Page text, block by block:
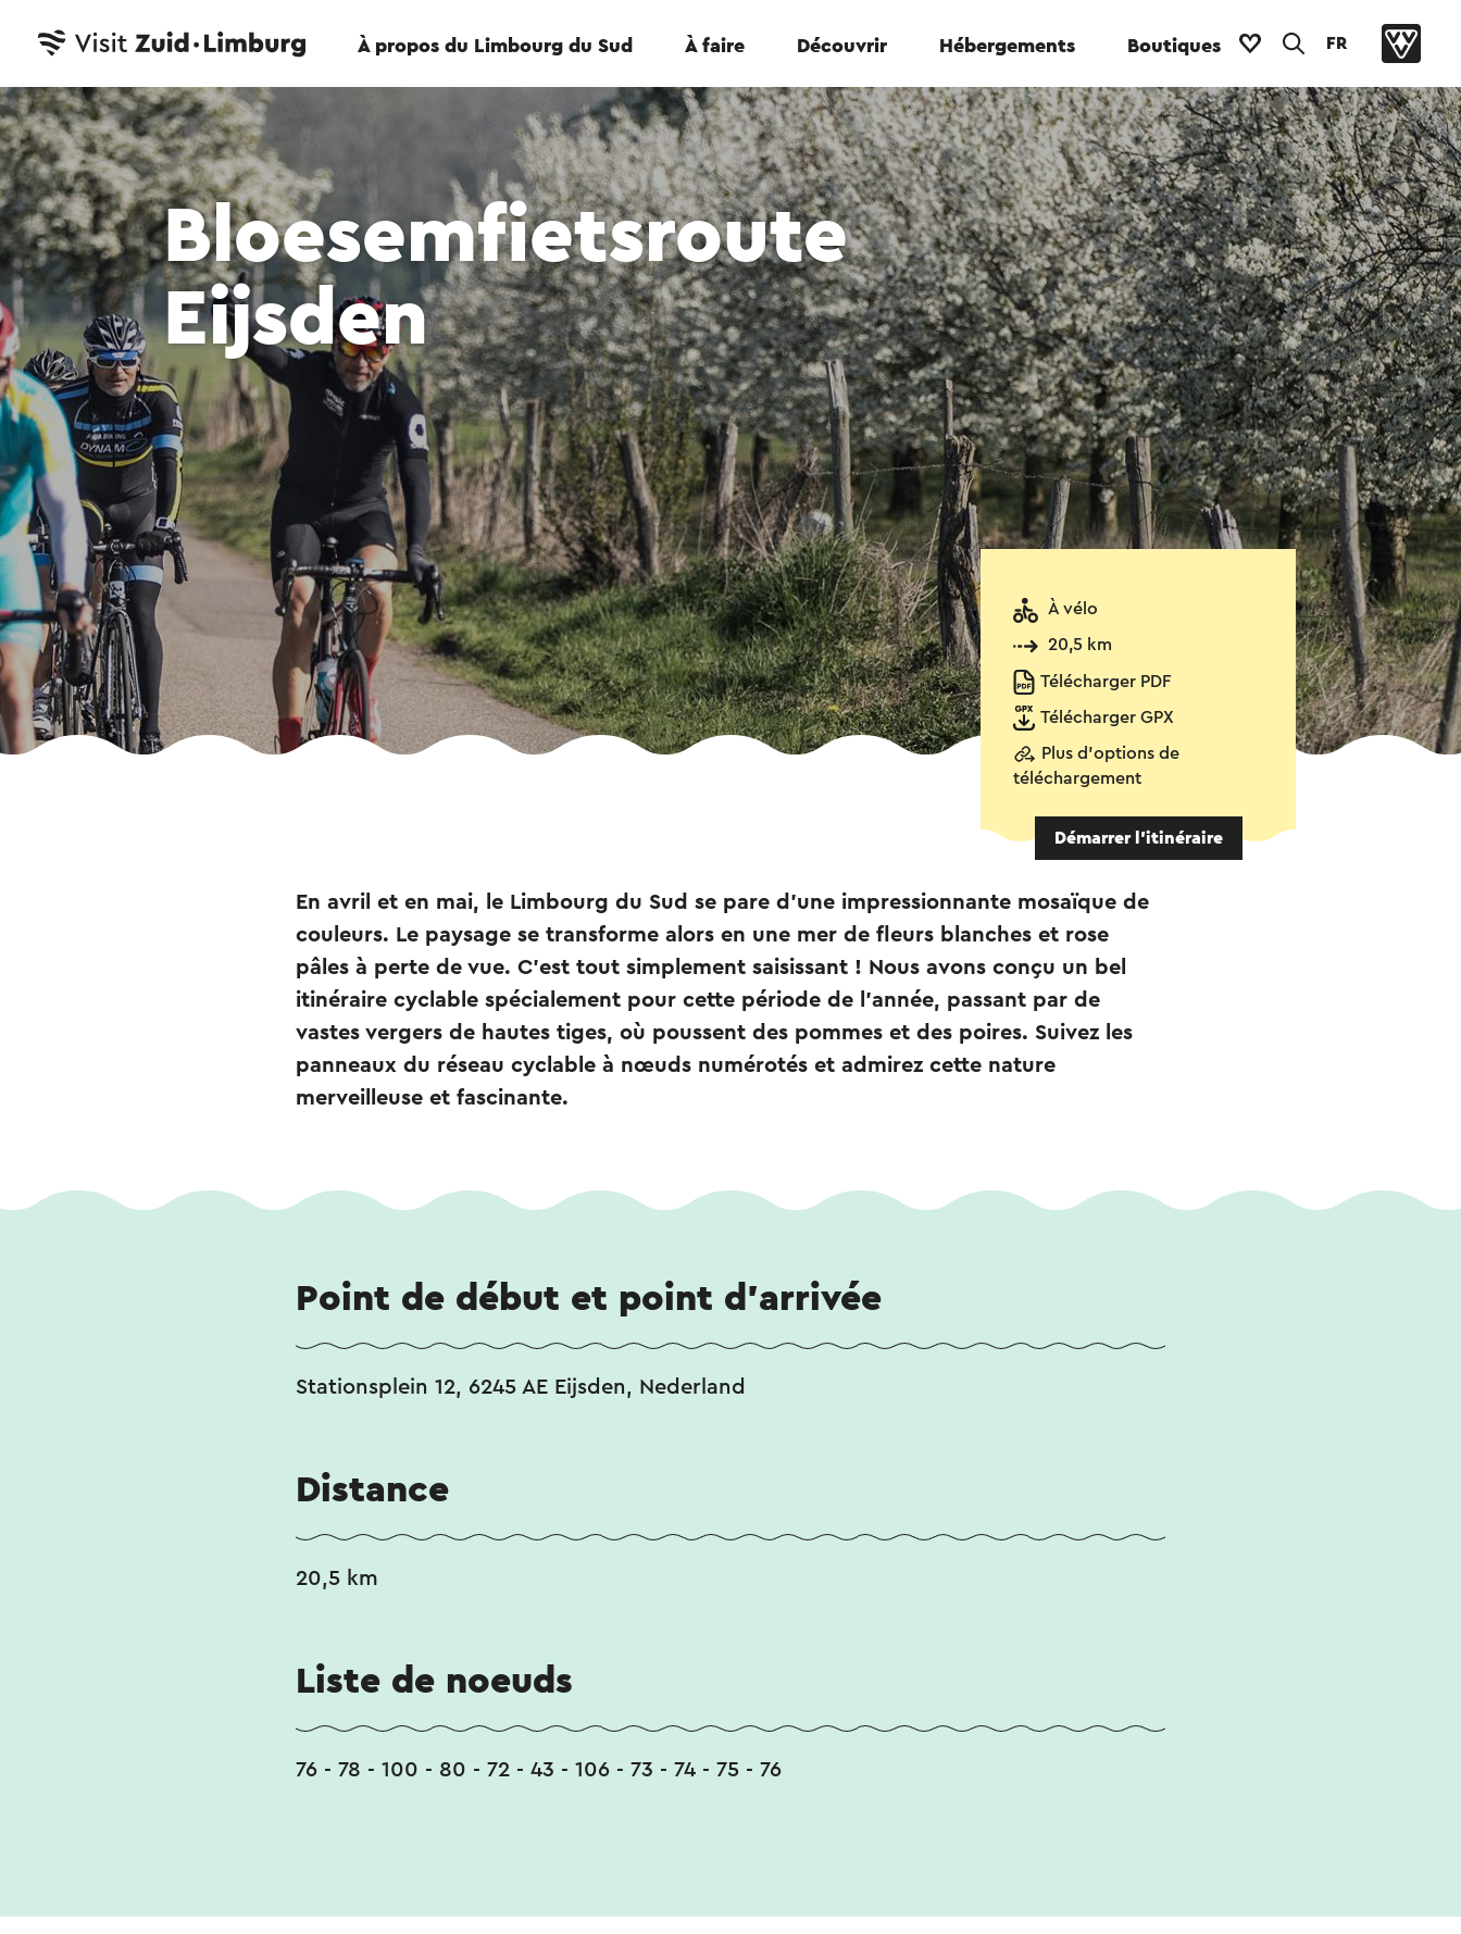
À propos du Limbourg du Sud À faire Découvrir Hébergements Boutiques FR
Bloesemfietsroute
Eijsden
À vélo
20,5 km
Télécharger PDF
Télécharger GPX
Plus d'options de
téléchargement
Démarrer l’itinéraire
En avril et en mai, le Limbourg du Sud se pare d'une impressionnante mosaïque de
couleurs. Le paysage se transforme alors en une mer de fleurs blanches et rose
pâles à perte de vue. C'est tout simplement saisissant ! Nous avons conçu un bel
itinéraire cyclable spécialement pour cette période de l'année, passant par de
vastes vergers de hautes tiges, où poussent des pommes et des poires. Suivez les
panneaux du réseau cyclable à nœuds numérotés et admirez cette nature
merveilleuse et fascinante.
Point de début et point d'arrivée
Stationsplein 12, 6245 AE Eijsden, Nederland
Distance
20,5 km
Liste de noeuds
76 - 78 - 100 - 80 - 72 - 43 - 106 - 73 - 74 - 75 - 76